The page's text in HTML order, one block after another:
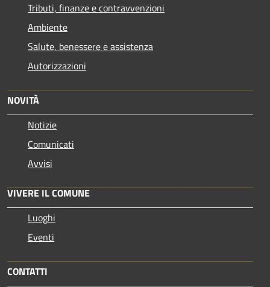
Tributi, finanze e contravvenzioni
Ambiente
Salute, benessere e assistenza
Autorizzazioni
NOVITÀ
Notizie
Comunicati
Avvisi
VIVERE IL COMUNE
Luoghi
Eventi
CONTATTI